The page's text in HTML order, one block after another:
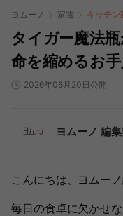
ヨムーノ 家電 キッチン
タイガー魔法
命を縮めるお手
2026年06月20日公開
ヨムーノ 編
こんにちは、ヨムーノ
毎日の食卓に欠かせ